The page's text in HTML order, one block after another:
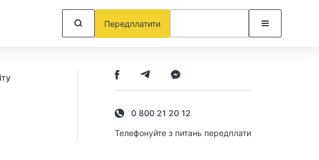
Передплатити
0 800 21 20 12
Телефонуйте з питань передплати